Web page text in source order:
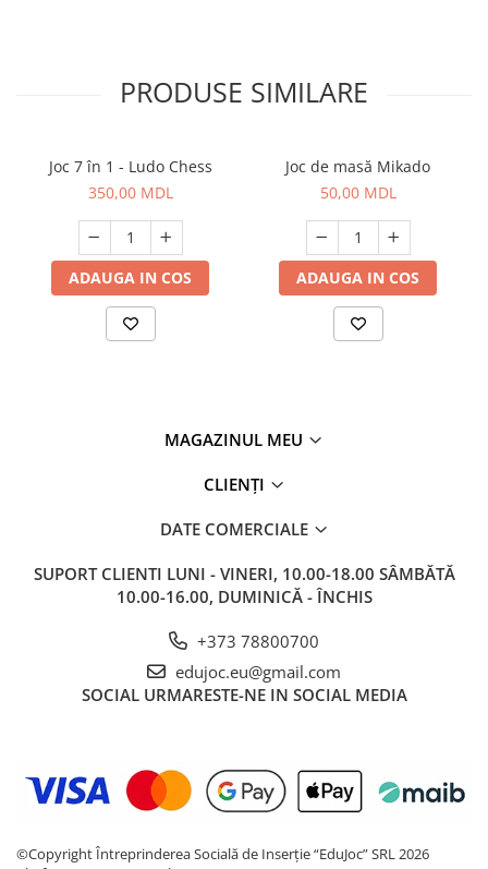
PRODUSE SIMILARE
Joc 7 în 1 - Ludo Chess
350,00 MDL
ADAUGA IN COS
Joc de masă Mikado
50,00 MDL
ADAUGA IN COS
MAGAZINUL MEU
CLIENȚI
DATE COMERCIALE
SUPORT CLIENTI LUNI - VINERI, 10.00-18.00 SÂMBĂTĂ
10.00-16.00, DUMINICĂ - ÎNCHIS
+373 78800700
edujoc.eu@gmail.com
SOCIAL URMARESTE-NE IN SOCIAL MEDIA
©Copyright Întreprinderea Socială de Inserție “EduJoc” SRL 2026